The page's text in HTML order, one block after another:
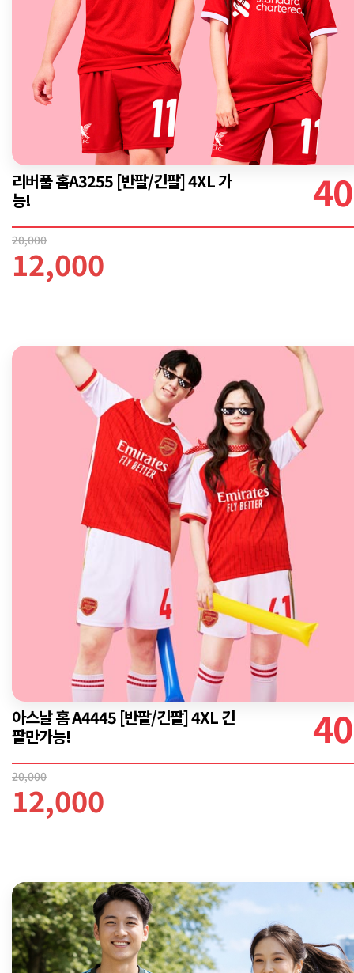
리버풀 홈A3255 [반팔/긴팔] 4XL 가
능!
40
20,000
12,000
아스날 홈 A4445 [반팔/긴팔] 4XL 긴
팔만가능!
40
20,000
12,000